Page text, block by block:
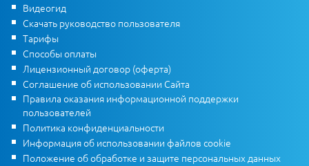
Видеогид
Скачать руководство пользователя
Тарифы
Способы оплаты
Лицензионный договор (оферта)
Соглашение об использовании Сайта
Правила оказания информационной поддержки
пользователей
Политика конфиденциальности
Информация об использовании файлов cookie
Положение об обработке и защите персональных данных